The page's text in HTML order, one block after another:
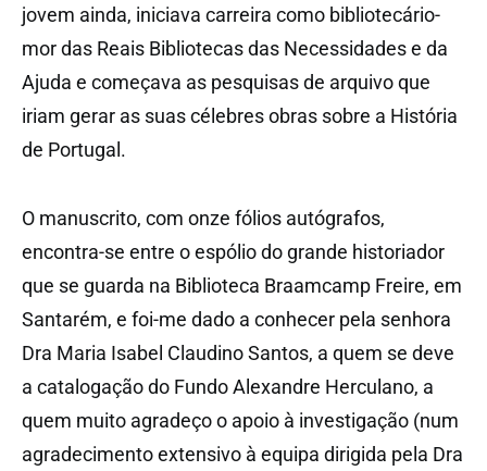
jovem ainda, iniciava carreira como bibliotecário-
mor das Reais Bibliotecas das Necessidades e da
Ajuda e começava as pesquisas de arquivo que
iriam gerar as suas célebres obras sobre a História
de Portugal.
O manuscrito, com onze fólios autógrafos,
encontra-se entre o espólio do grande historiador
que se guarda na Biblioteca Braamcamp Freire, em
Santarém, e foi-me dado a conhecer pela senhora
Dra Maria Isabel Claudino Santos, a quem se deve
a catalogação do Fundo Alexandre Herculano, a
quem muito agradeço o apoio à investigação (num
agradecimento extensivo à equipa dirigida pela Dra